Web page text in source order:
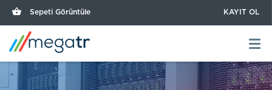
Sepeti Görüntüle KAYIT OL